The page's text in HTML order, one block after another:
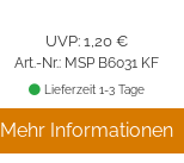
UVP: 1,20 €
Art.-Nr.: MSP B6031 KF
Mehr Informationen
Lieferzeit 1-3 Tage